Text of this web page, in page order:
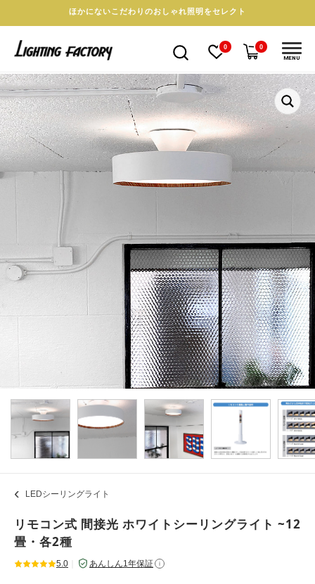
ほかにないこだわりのおしゃれ照明をセレクト
0 0
MENU
LEDシーリングライト
リモコン式 間接光 ホワイトシーリングライト ~12
畳・各2種
5.0 あんしん1年保証 i